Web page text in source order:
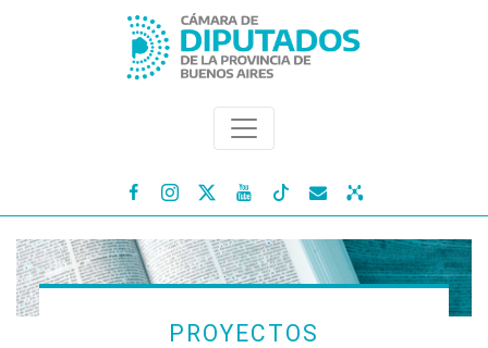
   
PROYECTOS